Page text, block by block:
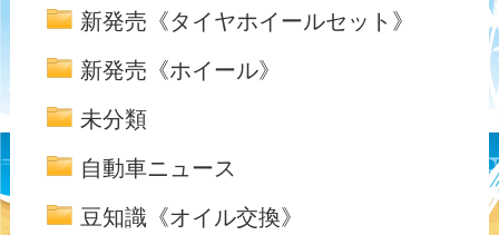
新発売《タイヤホイールセット》
新発売《ホイール》
未分類
自動車ニュース
豆知識《オイル交換》